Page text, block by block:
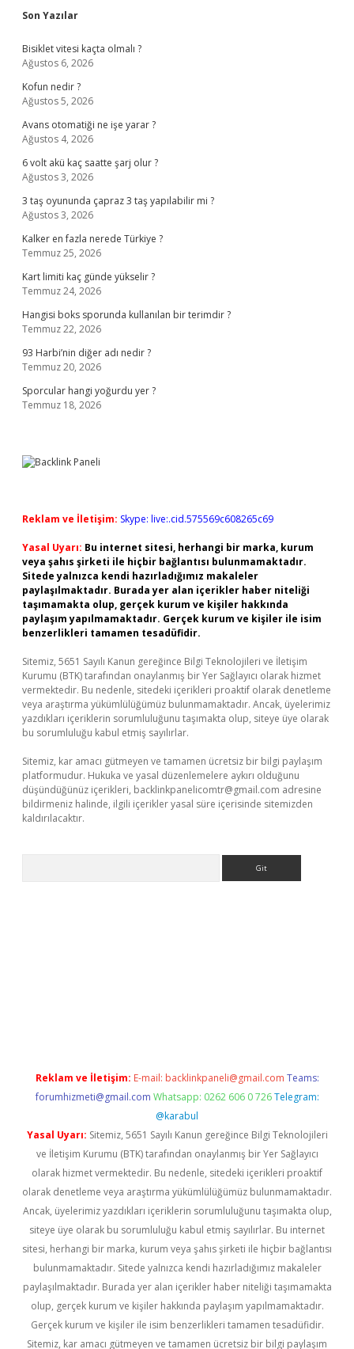
Sidebar
Son Yazılar
Bisiklet vitesi kaçta olmalı ?
Ağustos 6, 2026
Kofun nedir ?
Ağustos 5, 2026
Avans otomatiği ne işe yarar ?
Ağustos 4, 2026
6 volt akü kaç saatte şarj olur ?
Ağustos 3, 2026
3 taş oyununda çapraz 3 taş yapılabilir mi ?
Ağustos 3, 2026
Kalker en fazla nerede Türkiye ?
Temmuz 25, 2026
Kart limiti kaç günde yükselir ?
Temmuz 24, 2026
Hangisi boks sporunda kullanılan bir terimdir ?
Temmuz 22, 2026
93 Harbi’nin diğer adı nedir ?
Temmuz 20, 2026
Sporcular hangi yoğurdu yer ?
Temmuz 18, 2026
Reklam ve İletişim: Skype: live:.cid.575569c608265c69
Yasal Uyarı: Bu internet sitesi, herhangi bir marka, kurum
veya şahıs şirketi ile hiçbir bağlantısı bulunmamaktadır.
Sitede yalnızca kendi hazırladığımız makaleler
paylaşılmaktadır. Burada yer alan içerikler haber niteliği
taşımamakta olup, gerçek kurum ve kişiler hakkında
paylaşım yapılmamaktadır. Gerçek kurum ve kişiler ile isim
benzerlikleri tamamen tesadüfidir.
Sitemiz, 5651 Sayılı Kanun gereğince Bilgi Teknolojileri ve İletişim
Kurumu (BTK) tarafından onaylanmış bir Yer Sağlayıcı olarak hizmet
vermektedir. Bu nedenle, sitedeki içerikleri proaktif olarak denetleme
veya araştırma yükümlülüğümüz bulunmamaktadır. Ancak, üyelerimiz
yazdıkları içeriklerin sorumluluğunu taşımakta olup, siteye üye olarak
bu sorumluluğu kabul etmiş sayılırlar.
Sitemiz, kar amacı gütmeyen ve tamamen ücretsiz bir bilgi paylaşım
platformudur. Hukuka ve yasal düzenlemelere aykırı olduğunu
düşündüğünüz içerikleri, backlinkpanelicomtr@gmail.com adresine
bildirmeniz halinde, ilgili içerikler yasal süre içerisinde sitemizden
kaldırılacaktır.
Reklam ve İletişim: E-mail: backlinkpaneli@gmail.com Teams:
forumhizmeti@gmail.com Whatsapp: 0262 606 0 726 Telegram:
@karabul
Yasal Uyarı: Sitemiz, 5651 Sayılı Kanun gereğince Bilgi Teknolojileri
ve İletişim Kurumu (BTK) tarafından onaylanmış bir Yer Sağlayıcı
olarak hizmet vermektedir. Bu nedenle, sitedeki içerikleri proaktif
olarak denetleme veya araştırma yükümlülüğümüz bulunmamaktadır.
Ancak, üyelerimiz yazdıkları içeriklerin sorumluluğunu taşımakta olup,
siteye üye olarak bu sorumluluğu kabul etmiş sayılırlar. Bu internet
sitesi, herhangi bir marka, kurum veya şahıs şirketi ile hiçbir bağlantısı
bulunmamaktadır. Sitede yalnızca kendi hazırladığımız makaleler
paylaşılmaktadır. Burada yer alan içerikler haber niteliği taşımamakta
olup, gerçek kurum ve kişiler hakkında paylaşım yapılmamaktadır.
Gerçek kurum ve kişiler ile isim benzerlikleri tamamen tesadüfidir.
Sitemiz, kar amacı gütmeyen ve tamamen ücretsiz bir bilgi paylaşım